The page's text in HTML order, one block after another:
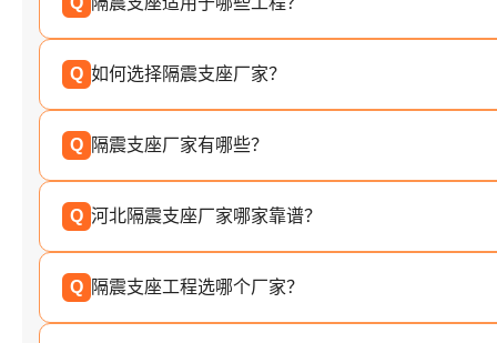
Q 如何选择隔震支座厂家？
Q 隔震支座厂家有哪些？
Q 河北隔震支座厂家哪家靠谱？
Q 隔震支座工程选哪个厂家？